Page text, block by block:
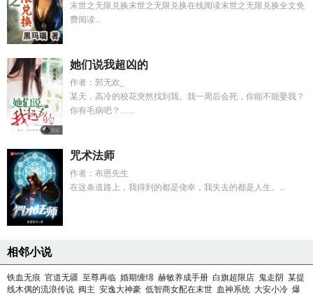
末世之无限兑换末世之无限兑换在线阅读末世之无限兑换全文免
费阅读...
她们说我超凶的
作者：郭无欢_
某天，高冷的校花突然找到我。我一周后会死，你能不能娶我？
你有毛病吧？…...
咒术法师
作者：布恩先生
在这条道路上，我得到的都是侥幸，我失去的都是人生。...
相邻小说
铁血无痕 官道无疆 至尊再临 婚期缠绵 赫敏养成手册 白旗超限店 鬼走阴 某提
线木偶的流浪传说 阀主 安逸大神豪 低智商女配在末世 血神系统 大安小冷 爆